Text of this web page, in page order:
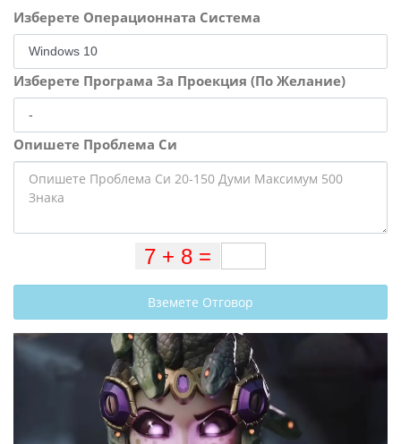
Изберете Операционната Система
Изберете Програма За Проекция (По Желание)
Опишете Проблема Си
Вземете Отговор